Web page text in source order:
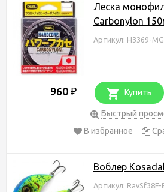
Леска
Carbonylon
Артикул: H3369-MG
960 ₽ Купить
Быстрый
В избранное
Воблер
Артикул: RavSf38F-